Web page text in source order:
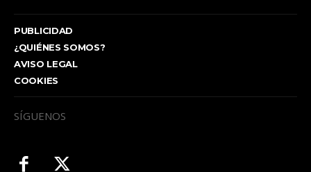
PUBLICIDAD
¿QUIÉNES SOMOS?
AVISO LEGAL
COOKIES
SÍGUENOS